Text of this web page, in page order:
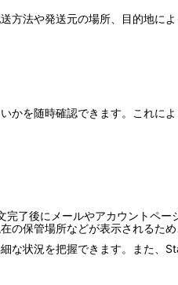
方法や発送元の場所、目的地に
かを随時確認できます。これに
了後にメールやアカウントペー
保管場所などが表示されるた
な状況を把握できます。また、